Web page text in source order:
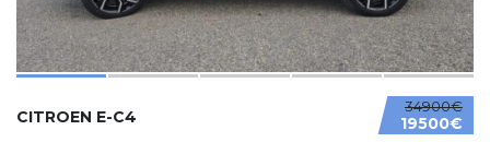
34900€
19500€
CITROEN E-C4